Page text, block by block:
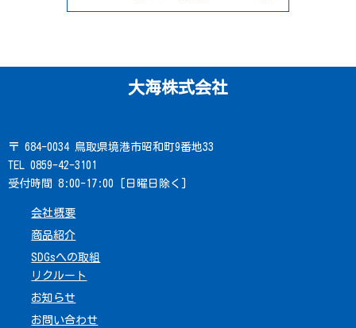
大海株式会社
〒 684-0034 鳥取県境港市昭和町9番地33
TEL 0859-42-3101
受付時間 8:00-17:00 [日曜日除く]
会社概要
商品紹介
SDGsへの取組
リクルート
お知らせ
お問い合わせ